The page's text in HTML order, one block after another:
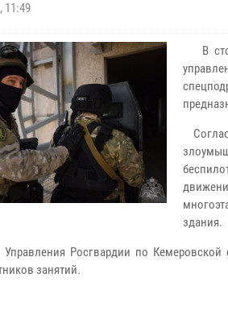
11:49
В
здания.
Управления Росгвардии по
занятий.